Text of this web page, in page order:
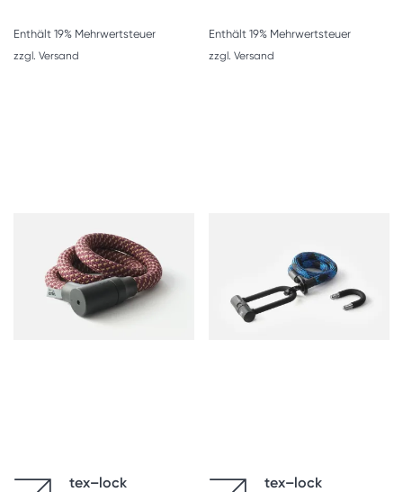
Enthält 19% Mehrwertsteuer
zzgl. Versand
Enthält 19% Mehrwertsteuer
zzgl. Versand
tex–lock
tex–lock